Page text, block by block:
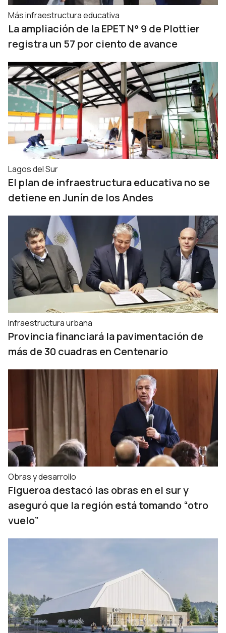
Más infraestructura educativa
La ampliación de la EPET N° 9 de Plottier
registra un 57 por ciento de avance
Lagos del Sur
El plan de infraestructura educativa no se
detiene en Junín de los Andes
Infraestructura urbana
Provincia financiará la pavimentación de
más de 30 cuadras en Centenario
Obras y desarrollo
Figueroa destacó las obras en el sur y
aseguró que la región está tomando “otro
vuelo”